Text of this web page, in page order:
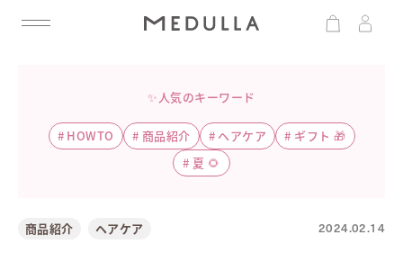
✨人気のキーワード
# HOWTO # 商品紹介 # ヘアケア # ギフト 🎁
# 夏 🌻
商品紹介 ヘアケア 2024.02.14